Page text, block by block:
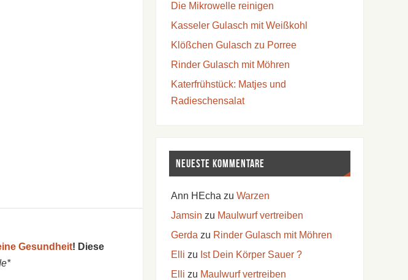
Gesundheit! Diese
Die Mikrowelle reinigen
Kasseler Gulasch mit Weißkohl
Klößchen Gulasch zu Porree
Rinder Gulasch mit Möhren
Katerfrühstück: Matjes und
Radieschensalat
Neueste Kommentare
Ann HEcha zu Warzen
Jamsin zu Maulwurf vertreiben
Gerda zu Rinder Gulasch mit Möhren
Elli zu Ist Dein Körper Sauer ?
Elli zu Maulwurf vertreiben